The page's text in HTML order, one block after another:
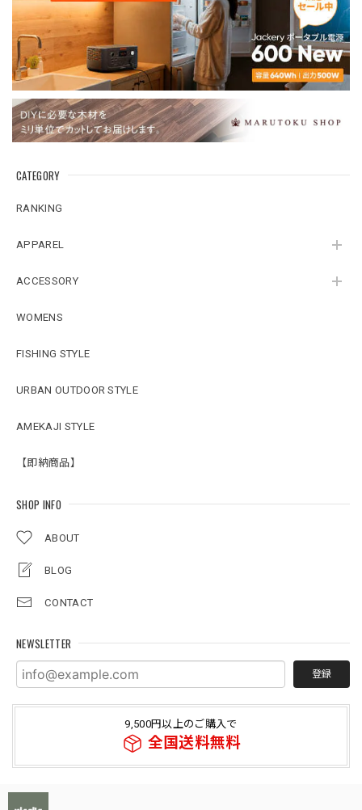
CATEGORY
RANKING
APPAREL
ACCESSORY
WOMENS
FISHING STYLE
URBAN OUTDOOR STYLE
AMEKAJI STYLE
【即納商品】
SHOP INFO
ABOUT
BLOG
CONTACT
NEWSLETTER
登録
9,500円以上のご購入で
全国送料無料